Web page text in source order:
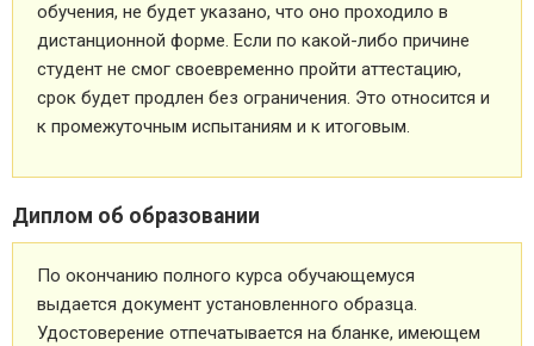
обучения, не будет указано, что оно проходило в
дистанционной форме. Если по какой-либо причине
студент не смог своевременно пройти аттестацию,
срок будет продлен без ограничения. Это относится и
к промежуточным испытаниям и к итоговым.
Диплом об образовании
По окончанию полного курса обучающемуся
выдается документ установленного образца.
Удостоверение отпечатывается на бланке, имеющем